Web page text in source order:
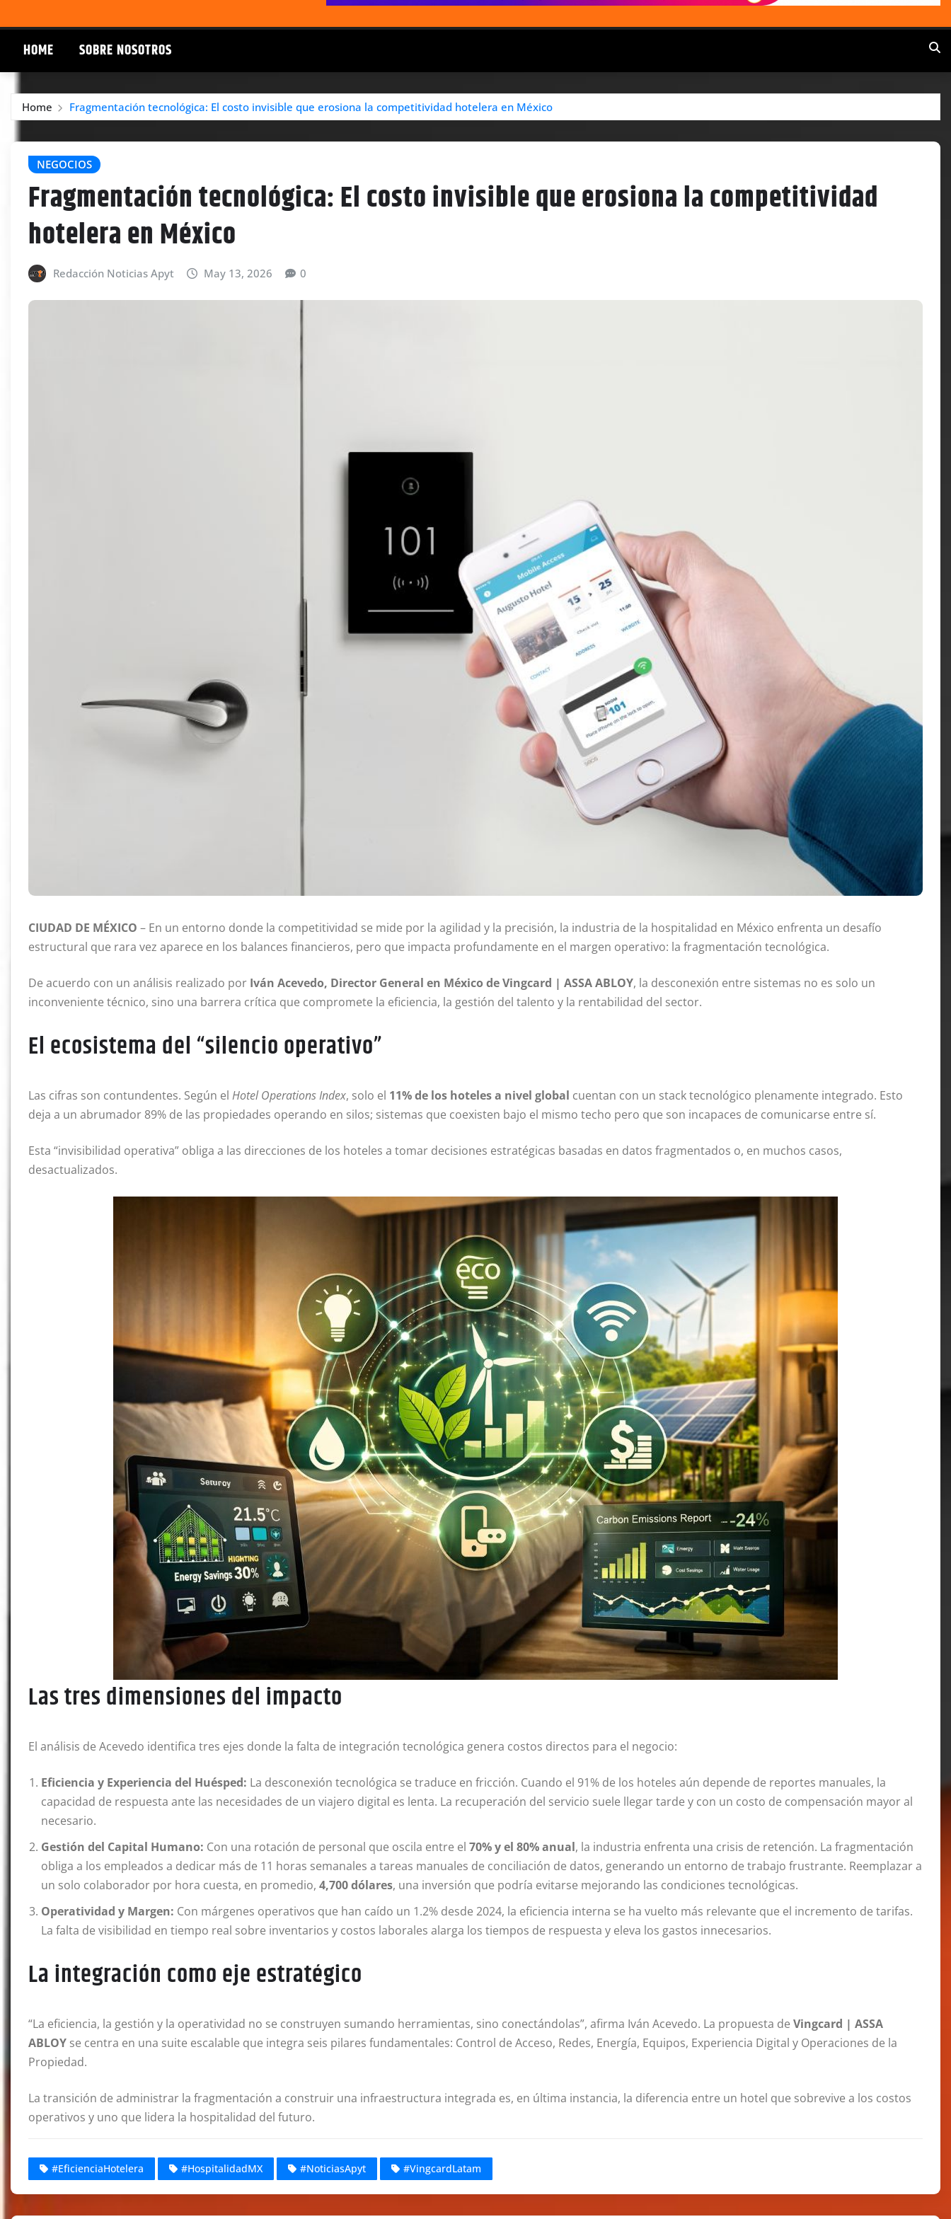
HOME SOBRE NOSOTROS
Home Fragmentación tecnológica: El costo invisible que erosiona la competitividad hotelera en México
NEGOCIOS
Fragmentación tecnológica: El costo invisible que erosiona la competitividad
hotelera en México
Redacción Noticias Apyt May 13, 2026 0
CIUDAD DE MÉXICO – En un entorno donde la competitividad se mide por la agilidad y la precisión, la industria de la hospitalidad en México enfrenta un desafío
estructural que rara vez aparece en los balances financieros, pero que impacta profundamente en el margen operativo: la fragmentación tecnológica.
De acuerdo con un análisis realizado por Iván Acevedo, Director General en México de Vingcard | ASSA ABLOY, la desconexión entre sistemas no es solo un
inconveniente técnico, sino una barrera crítica que compromete la eficiencia, la gestión del talento y la rentabilidad del sector.
El ecosistema del “silencio operativo”
Las cifras son contundentes. Según el Hotel Operations Index, solo el 11% de los hoteles a nivel global cuentan con un stack tecnológico plenamente integrado. Esto
deja a un abrumador 89% de las propiedades operando en silos; sistemas que coexisten bajo el mismo techo pero que son incapaces de comunicarse entre sí.
Esta “invisibilidad operativa” obliga a las direcciones de los hoteles a tomar decisiones estratégicas basadas en datos fragmentados o, en muchos casos,
desactualizados.
Las tres dimensiones del impacto
El análisis de Acevedo identifica tres ejes donde la falta de integración tecnológica genera costos directos para el negocio:
Eficiencia y Experiencia del Huésped: La desconexión tecnológica se traduce en fricción. Cuando el 91% de los hoteles aún depende de reportes manuales, la
capacidad de respuesta ante las necesidades de un viajero digital es lenta. La recuperación del servicio suele llegar tarde y con un costo de compensación mayor al
necesario.
Gestión del Capital Humano: Con una rotación de personal que oscila entre el 70% y el 80% anual, la industria enfrenta una crisis de retención. La fragmentación
obliga a los empleados a dedicar más de 11 horas semanales a tareas manuales de conciliación de datos, generando un entorno de trabajo frustrante. Reemplazar a
un solo colaborador por hora cuesta, en promedio, 4,700 dólares, una inversión que podría evitarse mejorando las condiciones tecnológicas.
Operatividad y Margen: Con márgenes operativos que han caído un 1.2% desde 2024, la eficiencia interna se ha vuelto más relevante que el incremento de tarifas.
La falta de visibilidad en tiempo real sobre inventarios y costos laborales alarga los tiempos de respuesta y eleva los gastos innecesarios.
La integración como eje estratégico
“La eficiencia, la gestión y la operatividad no se construyen sumando herramientas, sino conectándolas”, afirma Iván Acevedo. La propuesta de Vingcard | ASSA
ABLOY se centra en una suite escalable que integra seis pilares fundamentales: Control de Acceso, Redes, Energía, Equipos, Experiencia Digital y Operaciones de la
Propiedad.
La transición de administrar la fragmentación a construir una infraestructura integrada es, en última instancia, la diferencia entre un hotel que sobrevive a los costos
operativos y uno que lidera la hospitalidad del futuro.
#EficienciaHotelera #HospitalidadMX #NoticiasApyt #VingcardLatam